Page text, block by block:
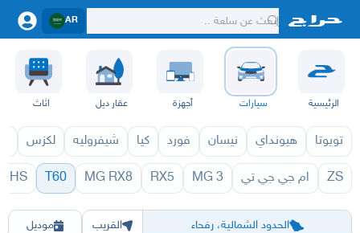
AR
الرئيسية سيارات أجهزة عقار ديل اثاث
تويوتا هيونداي نيسان فورد كيا شيفروليه لكزس
ZS ام جي جي تي MG 3
RX5
MG RX8
T60
HS
الحدود الشمالية، رفحاء
الرياض الشرقيهجده مكه ينبع تبوك القصيمحائل أبها الباحة
القريب موديل
1971 T60 1970